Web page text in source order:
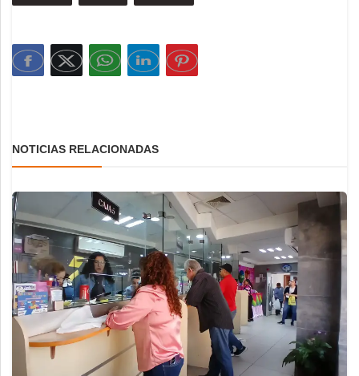
NOTICIAS RELACIONADAS